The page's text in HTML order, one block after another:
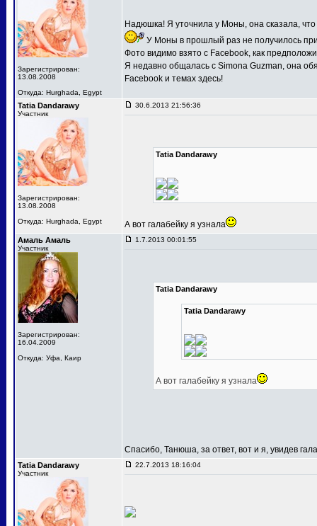
Зарегистрирован:
13.08.2008
Откуда: Hurghada, Egypt
Надюшка! Я уточнила у Моны, она сказала,
У Моны в прошлый раз не получилось
Фото видимо взято с Facebook, как
Я недавно общалась с Simona Guzman, она
Facebook и темах здесь!
Tatia Dandarawy
Участник
Зарегистрирован:
13.08.2008
Откуда: Hurghada, Egypt
30.6.2013 21:56:36
Tatia Dandarawy
А вот галабейку я узнала
Амаль Амаль
Участник
Зарегистрирован:
16.04.2009
Откуда: Уфа, Каир
1.7.2013 00:01:55
Tatia Dandarawy
Tatia Dandarawy
А вот галабейку я узнала
Спасибо, Танюша, за ответ, вот и я, увидев
Tatia Dandarawy
Участник
22.7.2013 18:16:04